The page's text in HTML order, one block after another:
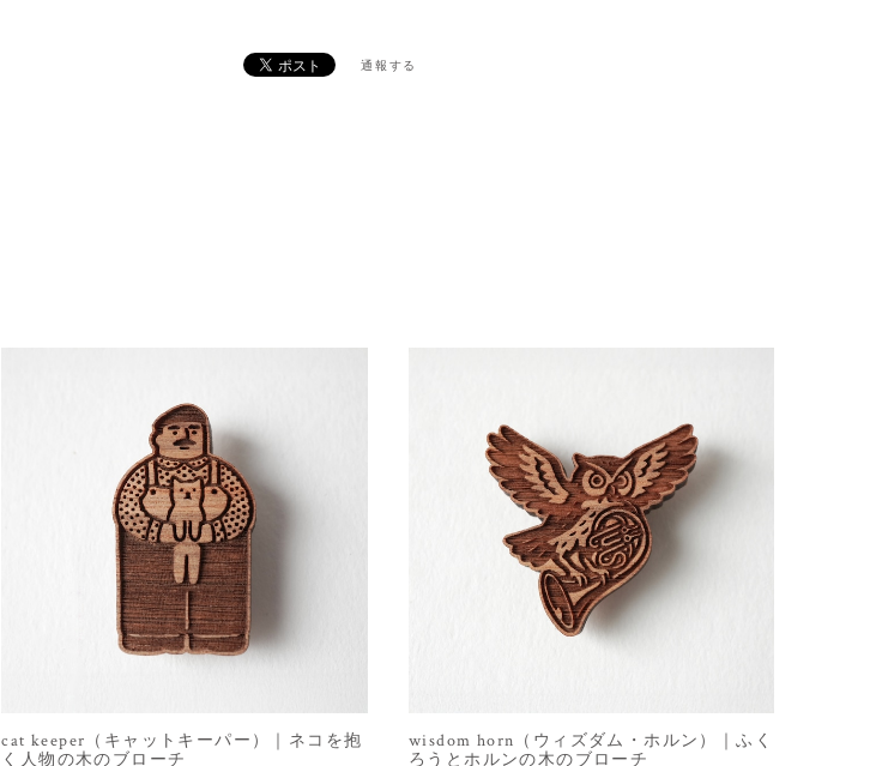
通報する
cat keeper（キャットキーパー）｜ネコを抱
く人物の木のブローチ
wisdom horn（ウィズダム・ホルン）｜ふく
ろうとホルンの木のブローチ